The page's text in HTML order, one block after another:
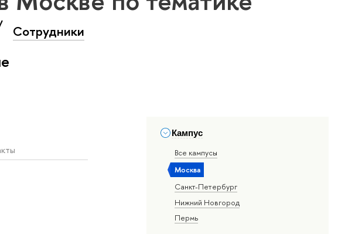
Сотрудники
Кампус
Все кампусы
Москва
Санкт-Петербург
Нижний Новгород
Пермь